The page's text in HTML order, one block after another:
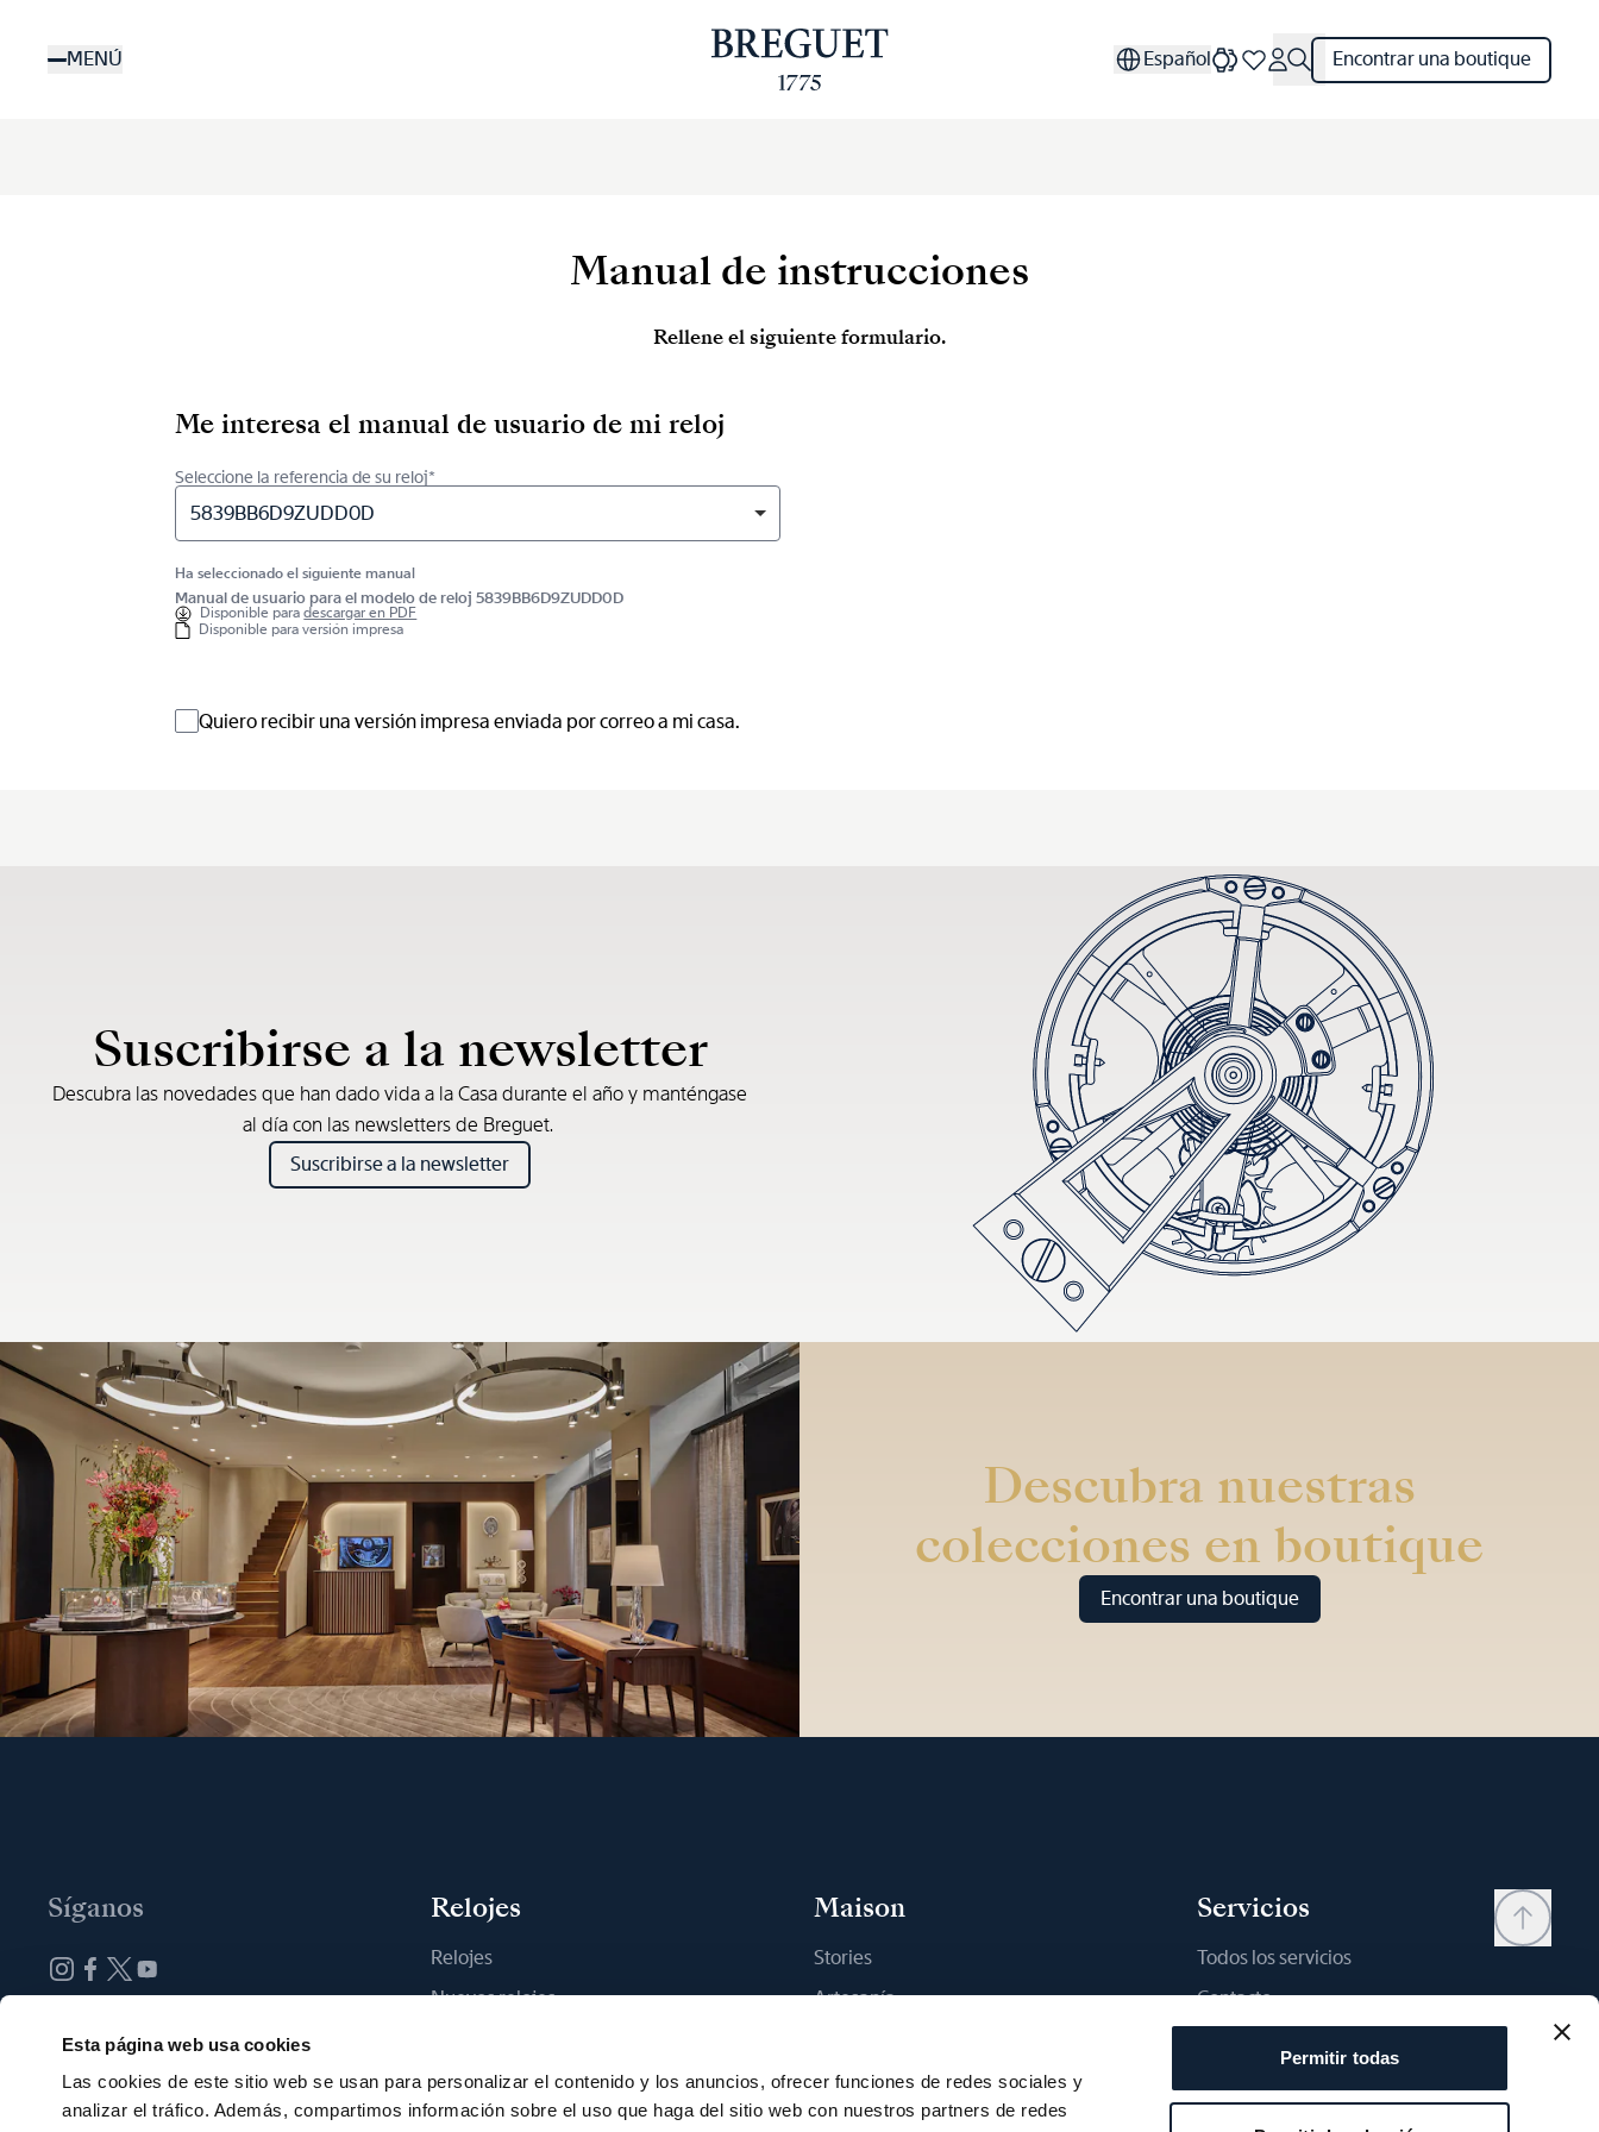
Esta página web usa cookies
Las cookies de este sitio web se usan para personalizar el contenido y los anuncios, ofrecer funciones de redes sociales y
analizar el tráfico. Además, compartimos información sobre el uso que haga del sitio web con nuestros partners de redes
Permitir todas
contenidoMENÚ Español Encontrar una boutique
Manual de instrucciones
Rellene el siguiente formulario.
Me interesa el manual de usuario de mi reloj
Seleccione la referencia de su reloj*
5839BB6D9ZUDD0D
Ha seleccionado el siguiente manual
Manual de usuario para el modelo de reloj 5839BB6D9ZUDD0D
Disponible paradescargar en PDF
Disponible para versión impresa
Quiero recibir una versión impresa enviada por correo a mi casa.
Suscribirse a la newsletter
Descubra las novedades que han dado vida a la Casa durante el año y manténgase
al día con las newsletters de Breguet.
Suscribirse a la newsletter
Descubra nuestras
colecciones en boutique
Encontrar una boutique
Síganos Relojes
Relojes
Nuevos relojes
Maison
Stories
Artesanía
Sostenibilidad
Empleo
Servicios
Todos los servicios
Contacto